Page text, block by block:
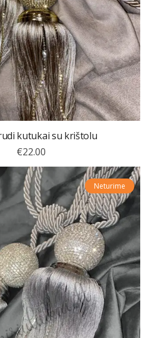
kutukai su krištolu
€22.00
Neturime